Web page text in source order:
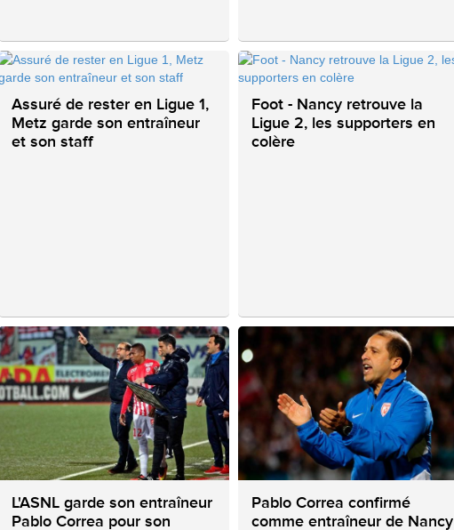
Assuré de rester en Ligue 1,
Metz garde son entraîneur
et son staff
Foot - Nancy retrouve la
Ligue 2, les supporters en
colère
L'ASNL garde son entraîneur
Pablo Correa pour son
Pablo Correa confirmé
comme entraîneur de Nancy